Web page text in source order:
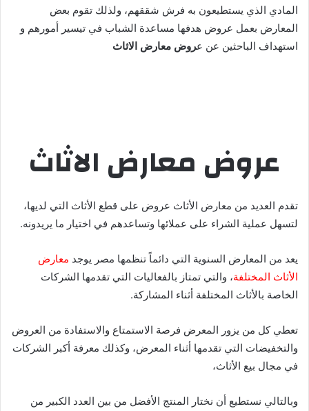
المادي الذي يستطيعون به فرش شققهم، ولذلك تقوم بعض
المعارض بعمل عروض هدفها مساعدة الشباب في تيسير أمورهم و
استهداف الباحثين عن عروض معارض الاثاث
عروض معارض الاثاث
تقدم العديد من معارض الأثاث عروض على قطع الأثاث التي لديها،
لتسهل عملية الشراء على عملائها وتساعدهم في اختيار ما يريدونه.
يعد من المعارض السنوية التي دائماً تنظمها مصر يوجد معارض
الأثاث المختلفة، والتي تمتاز بالفعاليات التي تقدمها الشركات
الخاصة بالأثاث المختلفة أثناء المشاركة.
تعطي كل من يزور المعرض فرصة الاستمتاع والاستفادة من العروض
والتخفيضات التي تقدمها أثناء المعرض، وكذلك معرفة أكبر الشركات
في مجال بيع الأثاث،
وبالتالي نستطيع أن نختار المنتج الأفضل من بين العدد الكبير من